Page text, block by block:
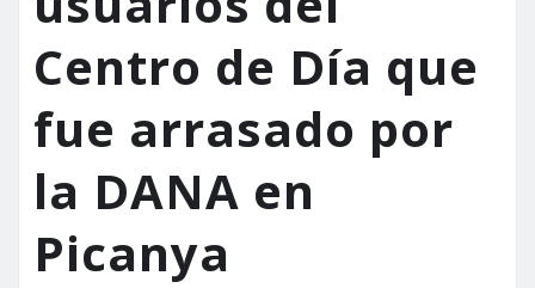
Centro de Día que
fue arrasado por
la DANA en
Picanya